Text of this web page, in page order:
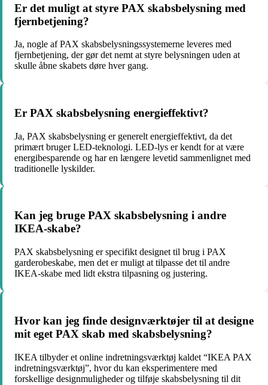
Er det muligt at styre PAX skabsbelysning med
fjernbetjening?
Ja, nogle af PAX skabsbelysningssystemerne leveres med
fjernbetjening, der gør det nemt at styre belysningen uden at
skulle åbne skabets døre hver gang.
Er PAX skabsbelysning energieffektivt?
Ja, PAX skabsbelysning er generelt energieffektivt, da det
primært bruger LED-teknologi. LED-lys er kendt for at være
energibesparende og har en længere levetid sammenlignet med
traditionelle lyskilder.
Kan jeg bruge PAX skabsbelysning i andre
IKEA-skabe?
PAX skabsbelysning er specifikt designet til brug i PAX
garderobeskabe, men det er muligt at tilpasse det til andre
IKEA-skabe med lidt ekstra tilpasning og justering.
Hvor kan jeg finde designværktøjer til at designe
mit eget PAX skab med skabsbelysning?
IKEA tilbyder et online indretningsværktøj kaldet “IKEA PAX
indretningsværktøj”, hvor du kan eksperimentere med
forskellige designmuligheder og tilføje skabsbelysning til dit